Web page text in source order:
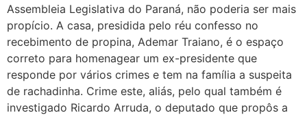
Assembleia Legislativa do Paraná, não poderia ser mais
propício. A casa, presidida pelo réu confesso no
recebimento de propina, Ademar Traiano, é o espaço
correto para homenagear um ex-presidente que
responde por vários crimes e tem na família a suspeita
de rachadinha. Crime este, aliás, pelo qual também é
investigado Ricardo Arruda, o deputado que propôs a